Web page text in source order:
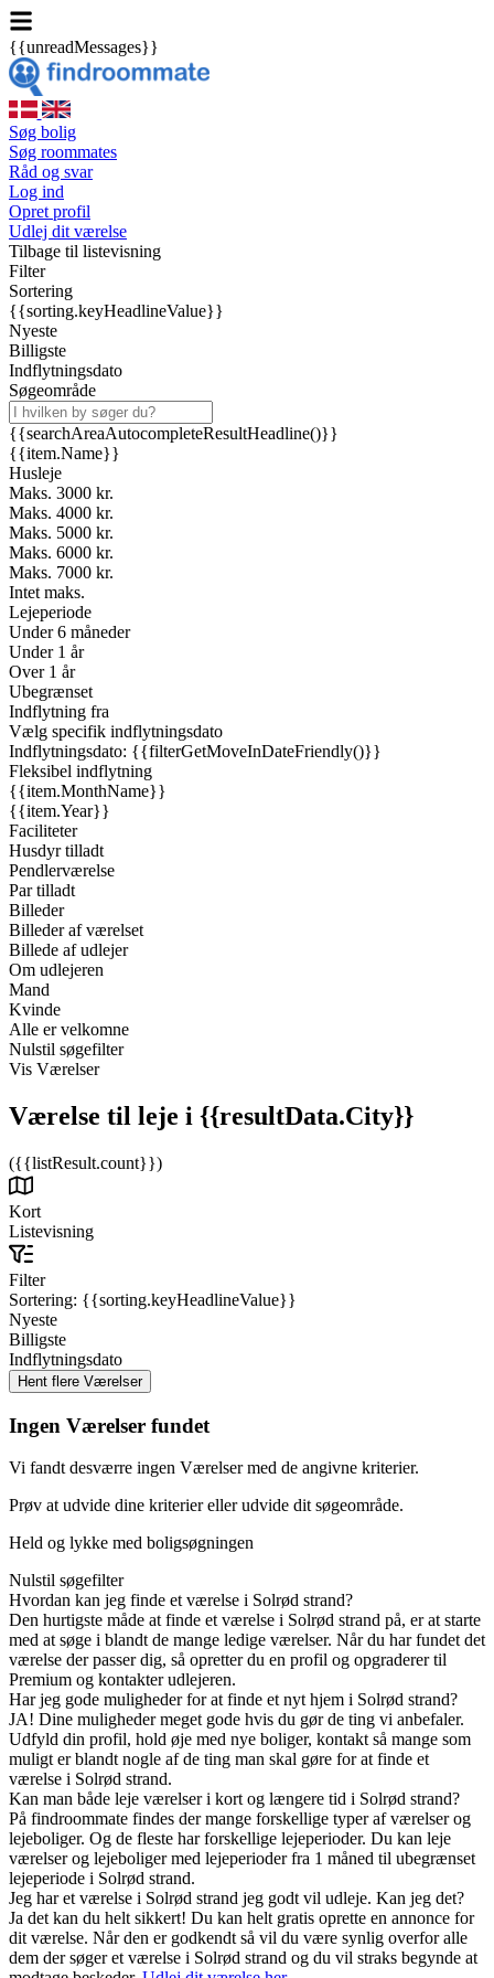
{{unreadMessages}}
Søg bolig
Søg roommates
Råd og svar
Log ind
Opret profil
Udlej dit værelse
Tilbage til listevisning
Filter
Sortering
{{sorting.keyHeadlineValue}}
Nyeste
Billigste
Indflytningsdato
Søgeområde
{{searchAreaAutocompleteResultHeadline()}}
{{item.Name}}
Husleje
Maks. 3000 kr.
Maks. 4000 kr.
Maks. 5000 kr.
Maks. 6000 kr.
Maks. 7000 kr.
Intet maks.
Lejeperiode
Under 6 måneder
Under 1 år
Over 1 år
Ubegrænset
Indflytning fra
Vælg specifik indflytningsdato
Indflytningsdato: {{filterGetMoveInDateFriendly()}}
Fleksibel indflytning
{{item.MonthName}}
{{item.Year}}
Faciliteter
Husdyr tilladt
Pendlerværelse
Par tilladt
Billeder
Billeder af værelset
Billede af udlejer
Om udlejeren
Mand
Kvinde
Alle er velkomne
Nulstil søgefilter
Vis Værelser
Værelse til leje i {{resultData.City}}
({{listResult.count}})
Kort
Listevisning
Filter
Sortering: {{sorting.keyHeadlineValue}}
Nyeste
Billigste
Indflytningsdato
Ingen Værelser fundet
Vi fandt desværre ingen Værelser med de angivne kriterier.
Prøv at udvide dine kriterier eller udvide dit søgeområde.
Held og lykke med boligsøgningen
Nulstil søgefilter
Hvordan kan jeg finde et værelse i Solrød strand?
Den hurtigste måde at finde et værelse i Solrød strand på, er at starte
med at søge i blandt de mange ledige værelser. Når du har fundet det
værelse der passer dig, så opretter du en profil og opgraderer til
Premium og kontakter udlejeren.
Har jeg gode muligheder for at finde et nyt hjem i Solrød strand?
JA! Dine muligheder meget gode hvis du gør de ting vi anbefaler.
Udfyld din profil, hold øje med nye boliger, kontakt så mange som
muligt er blandt nogle af de ting man skal gøre for at finde et
værelse i Solrød strand.
Kan man både leje værelser i kort og længere tid i Solrød strand?
På findroommate findes der mange forskellige typer af værelser og
lejeboliger. Og de fleste har forskellige lejeperioder. Du kan leje
værelser og lejeboliger med lejeperioder fra 1 måned til ubegrænset
lejeperiode i Solrød strand.
Jeg har et værelse i Solrød strand jeg godt vil udleje. Kan jeg det?
Ja det kan du helt sikkert! Du kan helt gratis oprette en annonce for
dit værelse. Når den er godkendt så vil du være synlig overfor alle
dem der søger et værelse i Solrød strand og du vil straks begynde at